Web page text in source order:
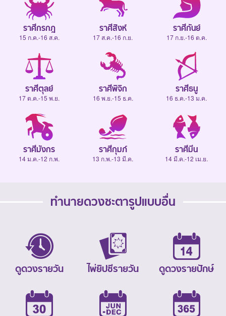
ราศีกรกฎ
15 ก.ค.-16 ส.ค.
ราศีสิงห์
17 ส.ค.-16 ก.ย.
ราศีกันย์
17 ก.ย.-16 ต.ค.
ราศีตุลย์
17 ต.ค.-15 พ.ย.
ราศีพิจิก
16 พ.ย.-15 ธ.ค.
ราศีธนู
16 ธ.ค.-13 ม.ค.
ราศีมังกร
14 ม.ค.-12 ก.พ.
ราศีกุมภ์
13 ก.พ.-13 มี.ค.
ราศีมีน
14 มี.ค.-12 เม.ย.
ทำนายดวงชะตารูปแบบอื่น
ดูดวงรายวัน ไพ่ยิปซีรายวัน ดูดวงรายปักษ์